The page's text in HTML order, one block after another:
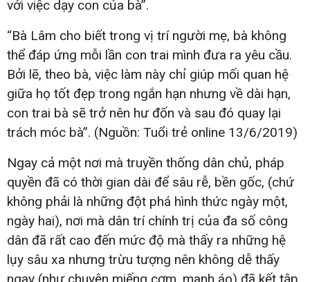
với việc dạy con của bà”.
“Bà Lâm cho biết trong vị trí người mẹ, bà không
thể đáp ứng mỗi lần con trai mình đưa ra yêu cầu.
Bởi lẽ, theo bà, việc làm này chỉ giúp mối quan hệ
giữa họ tốt đẹp trong ngắn hạn nhưng về dài hạn,
con trai bà sẽ trở nên hư đốn và sau đó quay lại
trách móc bà”. (Nguồn: Tuổi trẻ online 13/6/2019)
Ngay cả một nơi mà truyền thống dân chủ, pháp
quyền đã có thời gian dài để sâu rễ, bền gốc, (chứ
không phải là những đột phá hình thức ngày một,
ngày hai), nơi mà dân trí chính trị của đa số công
dân đã rất cao đến mức độ mà thấy ra những hệ
lụy sâu xa nhưng trừu tượng nên không dễ thấy
ngay (như chuyện miếng cơm, manh áo) đã kết tập